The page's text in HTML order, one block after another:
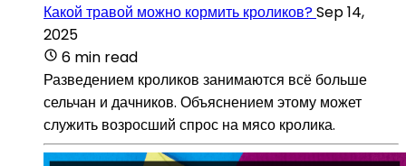
Какой травой можно кормить кроликов?Sep 14,
2025
6 min read
Разведением кроликов занимаются всё больше
сельчан и дачников. Объяснением этому может
служить возросший спрос на мясо кролика.